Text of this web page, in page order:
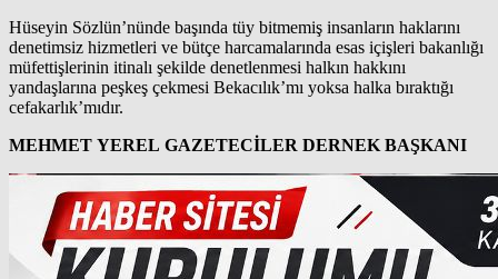
Hüseyin Sözlün’nünde başında tüy bitmemiş insanların haklarını
denetimsiz hizmetleri ve bütçe harcamalarında esas içişleri bakanlığı
müfettişlerinin itinalı şekilde denetlenmesi halkın hakkını
yandaşlarına peşkeş çekmesi Bekacılık’mı yoksa halka bıraktığı
cefakarlık’mıdır.
MEHMET YEREL GAZETECİLER DERNEK BAŞKANI